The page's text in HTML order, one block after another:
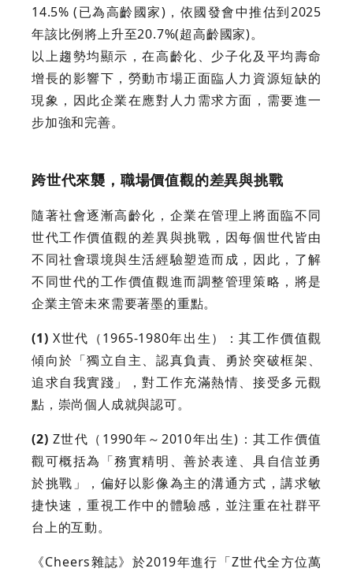
14.5% (已為高齡國家)，依國發會中推估到2025
年該比例將上升至20.7%(超高齡國家)。
以上趨勢均顯示，在高齡化、少子化及平均壽命
增長的影響下，勞動市場正面臨人力資源短缺的
現象，因此企業在應對人力需求方面，需要進一
步加強和完善。
跨世代來襲，職場價值觀的差異與挑戰
隨著社會逐漸高齡化，企業在管理上將面臨不同
世代工作價值觀的差異與挑戰，因每個世代皆由
不同社會環境與生活經驗塑造而成，因此，了解
不同世代的工作價值觀進而調整管理策略，將是
企業主管未來需要著墨的重點。
(1) X世代（1965-1980年出生）：其工作價值觀
傾向於「獨立自主、認真負責、勇於突破框架、
追求自我實踐」，對工作充滿熱情、接受多元觀
點，崇尚個人成就與認可。
(2) Z世代（1990年～2010年出生)：其工作價值
觀可概括為「務實精明、善於表達、具自信並勇
於挑戰」，偏好以影像為主的溝通方式，講求敏
捷快速，重視工作中的體驗感，並注重在社群平
台上的互動。
《Cheers雜誌》於2019年進行「Z世代全方位萬